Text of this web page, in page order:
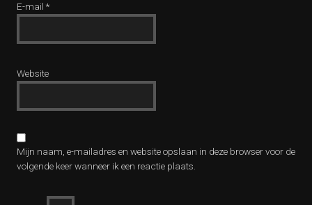
E-mail *
Website
Mijn naam, e-mailadres en website opslaan in deze browser voor de
volgende keer wanneer ik een reactie plaats.